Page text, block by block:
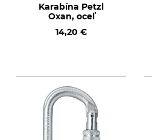
Karabína Petzl
Oxan, oceľ
14,20 €